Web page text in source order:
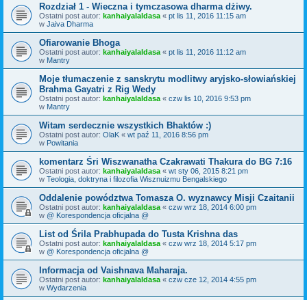
Rozdział 1 - Wieczna i tymczasowa dharma dżiwy.
Ostatni post autor: kanhaiyalaldasa « pt lis 11, 2016 11:15 am
w Jaiva Dharma
Ofiarowanie Bhoga
Ostatni post autor: kanhaiyalaldasa « pt lis 11, 2016 11:12 am
w Mantry
Moje tłumaczenie z sanskrytu modlitwy aryjsko-słowiańskiej
Brahma Gayatri z Rig Wedy
Ostatni post autor: kanhaiyalaldasa « czw lis 10, 2016 9:53 pm
w Mantry
Witam serdecznie wszystkich Bhaktów :)
Ostatni post autor: OlaK « wt paź 11, 2016 8:56 pm
w Powitania
komentarz Śri Wiszwanatha Czakrawati Thakura do BG 7:16
Ostatni post autor: kanhaiyalaldasa « wt sty 06, 2015 8:21 pm
w Teologia, doktryna i filozofia Wisznuizmu Bengalskiego
Oddalenie powództwa Tomasza O. wyznawcy Misji Czaitanii
Ostatni post autor: kanhaiyalaldasa « czw wrz 18, 2014 6:00 pm
w @ Korespondencja oficjalna @
List od Śrila Prabhupada do Tusta Krishna das
Ostatni post autor: kanhaiyalaldasa « czw wrz 18, 2014 5:17 pm
w @ Korespondencja oficjalna @
Informacja od Vaishnava Maharaja.
Ostatni post autor: kanhaiyalaldasa « czw cze 12, 2014 4:55 pm
w Wydarzenia